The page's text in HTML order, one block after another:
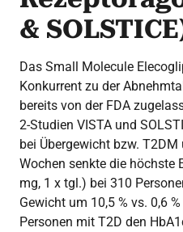
&
Das Small Molecule
Konkurrent zu der
bereits von der FDA
2-Studien VISTA und
bei Übergewicht bzw.
Wochen senkte die höchste
mg, 1 x tgl.) bei 310
Gewicht um 10,5 % vs. 0,6
Personen mit T2D den